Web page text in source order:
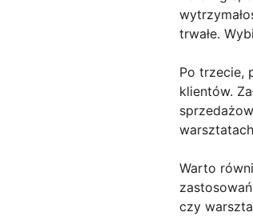
trwałe.
Po trzecie,
klientów.
Warto
czy